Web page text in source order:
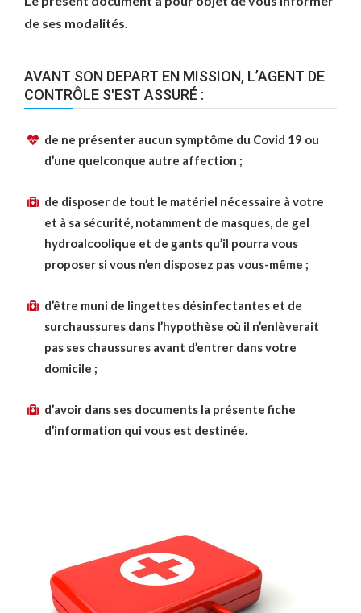
de ses modalités.
AVANT SON DEPART EN MISSION, L’AGENT DE
CONTRÔLE S'EST ASSURÉ :
de ne présenter aucun symptôme du Covid 19 ou
d’une quelconque autre affection ;
de disposer de tout le matériel nécessaire à votre
et à sa sécurité, notamment de masques, de gel
hydroalcoolique et de gants qu’il pourra vous
proposer si vous n’en disposez pas vous-même ;
d’être muni de lingettes désinfectantes et de
surchaussures dans l’hypothèse où il n’enlèverait
pas ses chaussures avant d’entrer dans votre
domicile ;
d’avoir dans ses documents la présente fiche
d’information qui vous est destinée.